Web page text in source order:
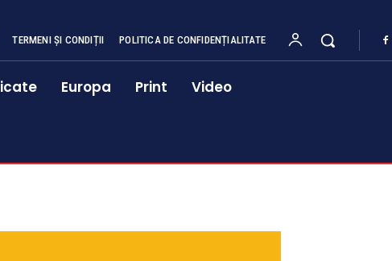
TERMENI ȘI CONDIȚII POLITICA DE CONFIDENȚIALITATE
Europa Print Video